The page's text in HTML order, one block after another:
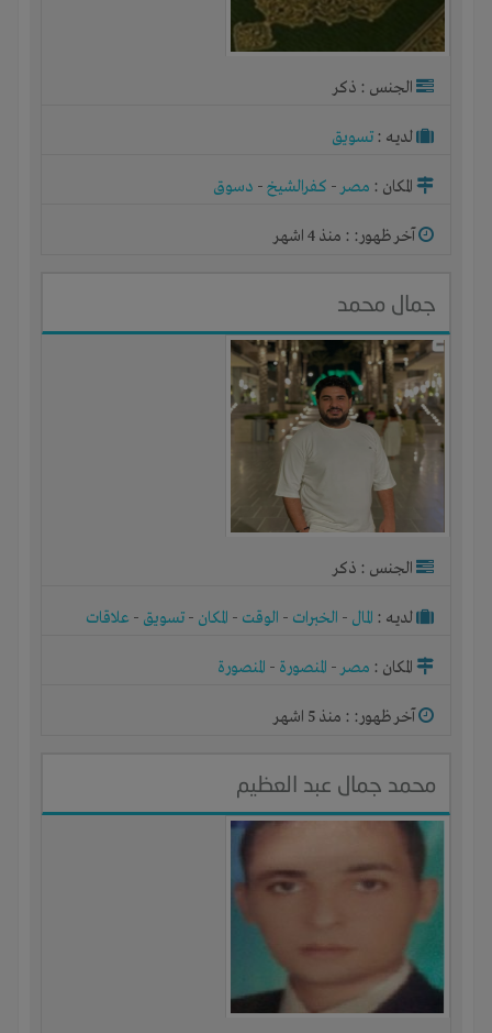
الجنس : ذكر
لديـه : تسويق
المكان : مصر- كفرالشيخ- دسوق
آخر ظهور: : منذ 4 اشهر
جمال محمد
الجنس : ذكر
لديـه : المال - الخبرات - الوقت - المكان - تسويق - علاقات
المكان : مصر- المنصورة - المنصورة
آخر ظهور: : منذ 5 اشهر
محمد جمال عبد العظيم